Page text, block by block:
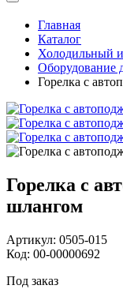
Главная
Каталог
Холодильный
Оборудование
Горелка с
Горелка с
шлангом
Артикул: 0505-015
Код: 00-00000692
Под заказ